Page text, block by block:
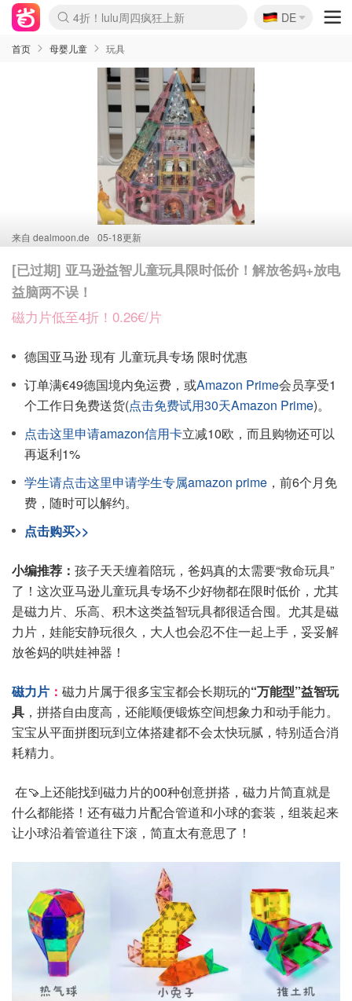
Boticinal 夏促开抢！
4折！lulu周四疯狂上新
还没结束！&OtherStories大促
Joybuy变相75折 随时失效
速领！Stanley独家85折
疑似霸哥！Camper额外叠85折
Zalando 奥莱闪促！每日更新
Moncler反季囤！5折起+叠9折
Coach Brooklyn仅€192
🇩🇪
DE
首页 母婴儿童 玩具
来自 dealmoon.de 05-18更新
[已过期] 亚马逊益智儿童玩具限时低价！解放爸妈+放电
益脑两不误！
磁力片低至4折！0.26€/片
德国亚马逊 现有 儿童玩具专场 限时优惠
订单满€49德国境内免运费，或Amazon Prime会员享受1
个工作日免费送货(点击免费试用30天Amazon Prime)。
点击这里申请amazon信用卡立减10欧，而且购物还可以
再返利1%
学生请点击这里申请学生专属amazon prime ，前6个月免
费，随时可以解约。
点击购买>>
小编推荐： 孩子天天缠着陪玩，爸妈真的太需要“救命玩具”
了！这次亚马逊儿童玩具专场不少好物都在限时低价，尤其
是磁力片、乐高、积木这类益智玩具都很适合囤。尤其是磁
力片，娃能安静玩很久，大人也会忍不住一起上手，妥妥解
放爸妈的哄娃神器！
磁力片 ： 磁力片属于很多宝宝都会长期玩的“万能型”益智玩
具 ，拼搭自由度高，还能顺便锻炼空间想象力和动手能力。
宝宝从平面拼图玩到立体搭建都不会太快玩腻，特别适合消
耗精力。
在🍠上还能找到磁力片的00种创意拼搭，磁力片简直就是
什么都能搭！还有磁力片配合管道和小球的套装，组装起来
让小球沿着管道往下滚，简直太有意思了！